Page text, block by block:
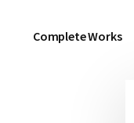
Complete Works